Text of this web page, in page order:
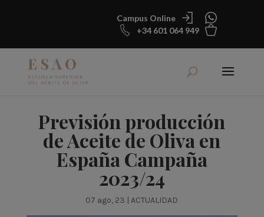
Campus Online
+34 601 064 949
Previsión producción
de Aceite de Oliva en
España Campaña
2023/24
07 ago, 23 |ACTUALIDAD